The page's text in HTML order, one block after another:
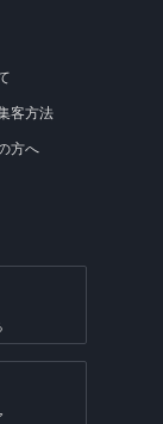
客方法
方へ